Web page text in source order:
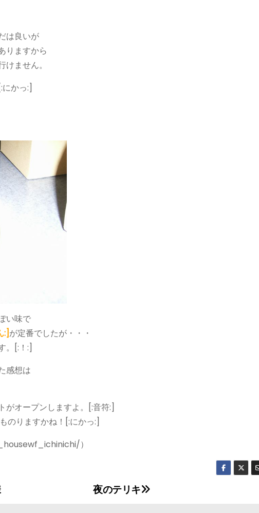
は良いが
りますから
ません。
[:にかっ:]
い味で
:]が定番でしたが・・・
。[:！:]
感想は
がオープンしますよ。[:音符:]
のりますかね！[:にかっ:]
）
夜のテリキ